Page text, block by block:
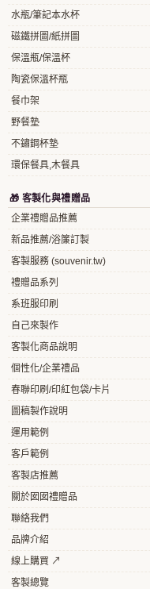
水瓶/筆記本水杯
磁鐵拼圖/紙拼圖
保溫瓶/保溫杯
陶瓷保溫杯瓶
餐巾架
野餐墊
不鏽鋼杯墊
環保餐具,木餐具
🎁 客製化與禮贈品
企業禮贈品推薦
新品推薦/浴簾訂製
客製服務 (souvenir.tw)
禮贈品系列
系班服印刷
自己來製作
客製化商品說明
個性化/企業禮品
春聯印刷/印紅包袋/卡片
圖稿製作說明
運用範例
客戶範例
客製店推薦
關於囡囡禮贈品
聯絡我們
品牌介紹
線上購買 ↗
客製總覽